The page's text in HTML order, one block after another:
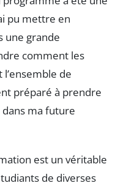
pu mettre en
une grande
comment les
de
préparé à prendre
ma future
est un véritable
de diverses